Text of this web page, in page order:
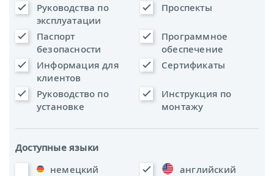
Руководства по
эксплуатации
Проспекты
Паспорт
безопасности
Программное
обеспечение
Информация для
клиентов
Сертификаты
Руководство по
установке
Инструкция по
монтажу
Доступные языки
немецкий
английский